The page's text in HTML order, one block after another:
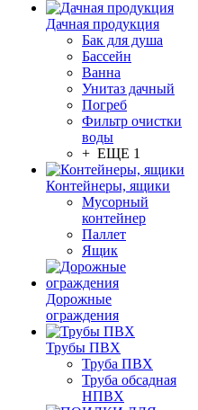
Дачная продукция
Бак для душа
Бассейн
Ванна
Унитаз дачный
Погреб
Фильтр очистки
воды
+ ЕЩЕ 1
Контейнеры, ящики
Мусорный
контейнер
Паллет
Ящик
Дорожные
ограждения
Трубы ПВХ
Труба ПВХ
Труба обсадная
НПВХ